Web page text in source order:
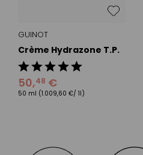
GUINOT
Crème Hydrazone T.P.
50,48 €
50 ml (1.009,60 €/ 1l)